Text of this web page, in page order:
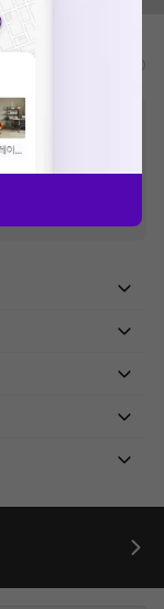
비급여/급여 진료란?
이할 수 있으니, 정확
는 급여 진료 기준 가
원마다 금액이 다르게